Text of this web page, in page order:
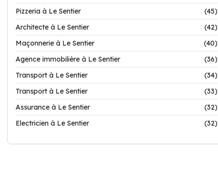
Pizzeria à Le Sentier
(45)
Architecte à Le Sentier
(42)
Maçonnerie à Le Sentier
(40)
Agence immobilière à Le Sentier
(36)
Transport à Le Sentier
(34)
Transport à Le Sentier
(33)
Assurance à Le Sentier
(32)
Electricien à Le Sentier
(32)